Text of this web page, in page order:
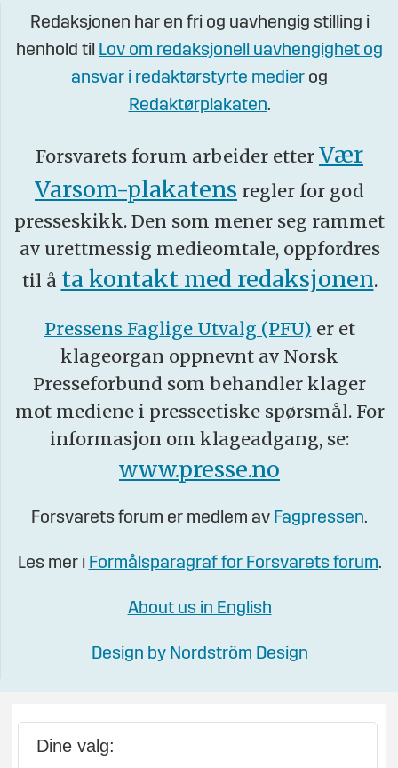
Redaksjonen har en fri og uavhengig stilling i
henhold til Lov om redaksjonell uavhengighet og
ansvar i redaktørstyrte medier og
Redaktørplakaten.
Forsvarets forum arbeider etter Vær
Varsom-plakatens regler for god
presseskikk. Den som mener seg rammet
av urettmessig medieomtale, oppfordres
til å ta kontakt med redaksjonen.
Pressens Faglige Utvalg (PFU) er et
klageorgan oppnevnt av Norsk
Presseforbund som behandler klager
mot mediene i presseetiske spørsmål. For
informasjon om klageadgang, se:
www.presse.no
Forsvarets forum er medlem av Fagpressen.
Les mer i Formålsparagraf for Forsvarets forum.
About us in English
Design by Nordström Design
Dine valg: